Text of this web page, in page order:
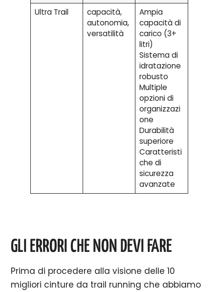
Ultra Trail
capacità,
autonomia,
versatilità
Ampia
capacità di
carico (3+
litri)
Sistema di
idratazione
robusto
Multiple
opzioni di
organizzazi
one
Durabilità
superiore
Caratteristi
che di
sicurezza
avanzate
GLI ERRORI CHE NON DEVI FARE
Prima di procedere alla visione delle 10
migliori cinture da trail running che abbiamo